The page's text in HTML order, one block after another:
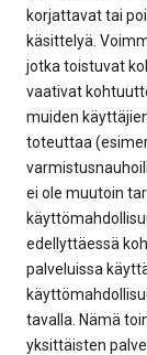
korjattavat tai
käsittelyä.
jotka toistuvat
vaativat
muiden
toteuttaa
ei ole muutoin
edellyttäessä
palveluissa
tavalla. Nämä
yksittäisten